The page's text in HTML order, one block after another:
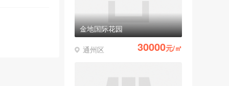
金地国际花园
通州区 30000元/㎡